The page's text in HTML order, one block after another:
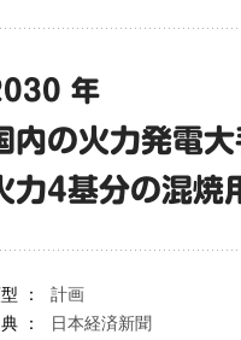
年
内の火力発電
力4基分の混焼
：
計画
：
日本経済新聞